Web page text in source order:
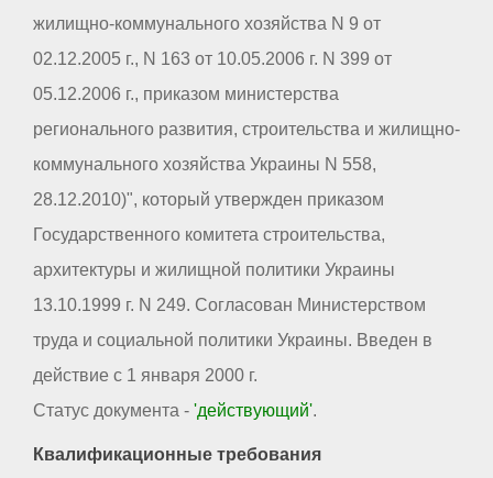
жилищно-коммунального хозяйства N 9 от
02.12.2005 г., N 163 от 10.05.2006 г. N 399 от
05.12.2006 г., приказом министерства
регионального развития, строительства и жилищно-
коммунального хозяйства Украины N 558,
28.12.2010)", который утвержден приказом
Государственного комитета строительства,
архитектуры и жилищной политики Украины
13.10.1999 г. N 249. Согласован Министерством
труда и социальной политики Украины. Введен в
действие с 1 января 2000 г.
Статус документа - 'действующий'.
Квалификационные требования